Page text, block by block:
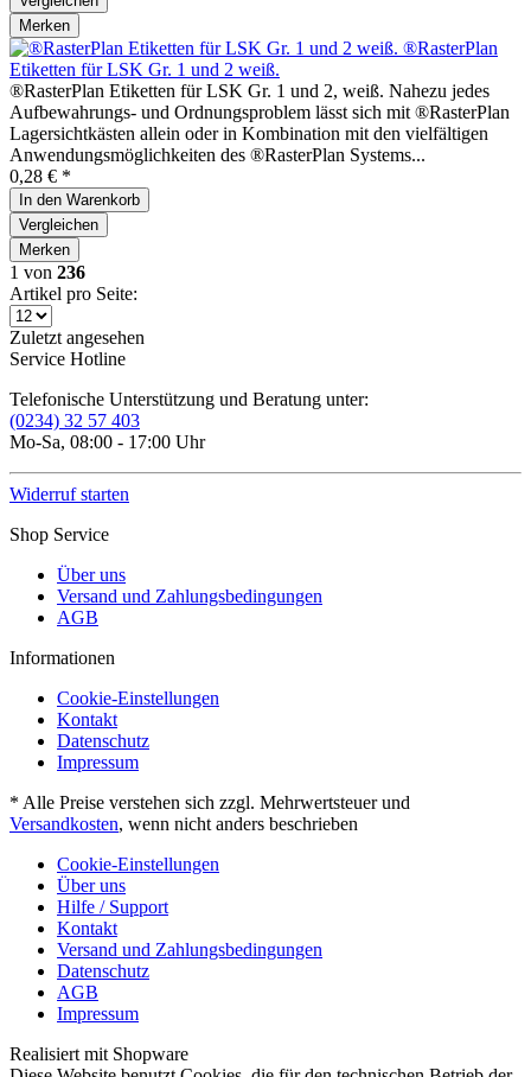
Merken
®RasterPlan
Etiketten für LSK Gr. 1 und 2 weiß.
®RasterPlan Etiketten für LSK Gr. 1 und 2, weiß. Nahezu jedes
Aufbewahrungs- und Ordnungsproblem lässt sich mit ®RasterPlan
Lagersichtkästen allein oder in Kombination mit den vielfältigen
Anwendungsmöglichkeiten des ®RasterPlan Systems...
0,28 € *
In den Warenkorb
Vergleichen
Merken
1 von 236
Artikel pro Seite:
Zuletzt angesehen
Service Hotline
Telefonische Unterstützung und Beratung unter:
(0234) 32 57 403
Mo-Sa, 08:00 - 17:00 Uhr
Widerruf starten
Shop Service
Über uns
Versand und Zahlungsbedingungen
AGB
Informationen
Cookie-Einstellungen
Kontakt
Datenschutz
Impressum
* Alle Preise verstehen sich zzgl. Mehrwertsteuer und
Versandkosten, wenn nicht anders beschrieben
Cookie-Einstellungen
Über uns
Hilfe / Support
Kontakt
Versand und Zahlungsbedingungen
Datenschutz
AGB
Impressum
Realisiert mit Shopware